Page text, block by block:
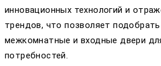
инновационных технологий и
трендов, что позволяет
межкомнатные и входные двери
потребностей.